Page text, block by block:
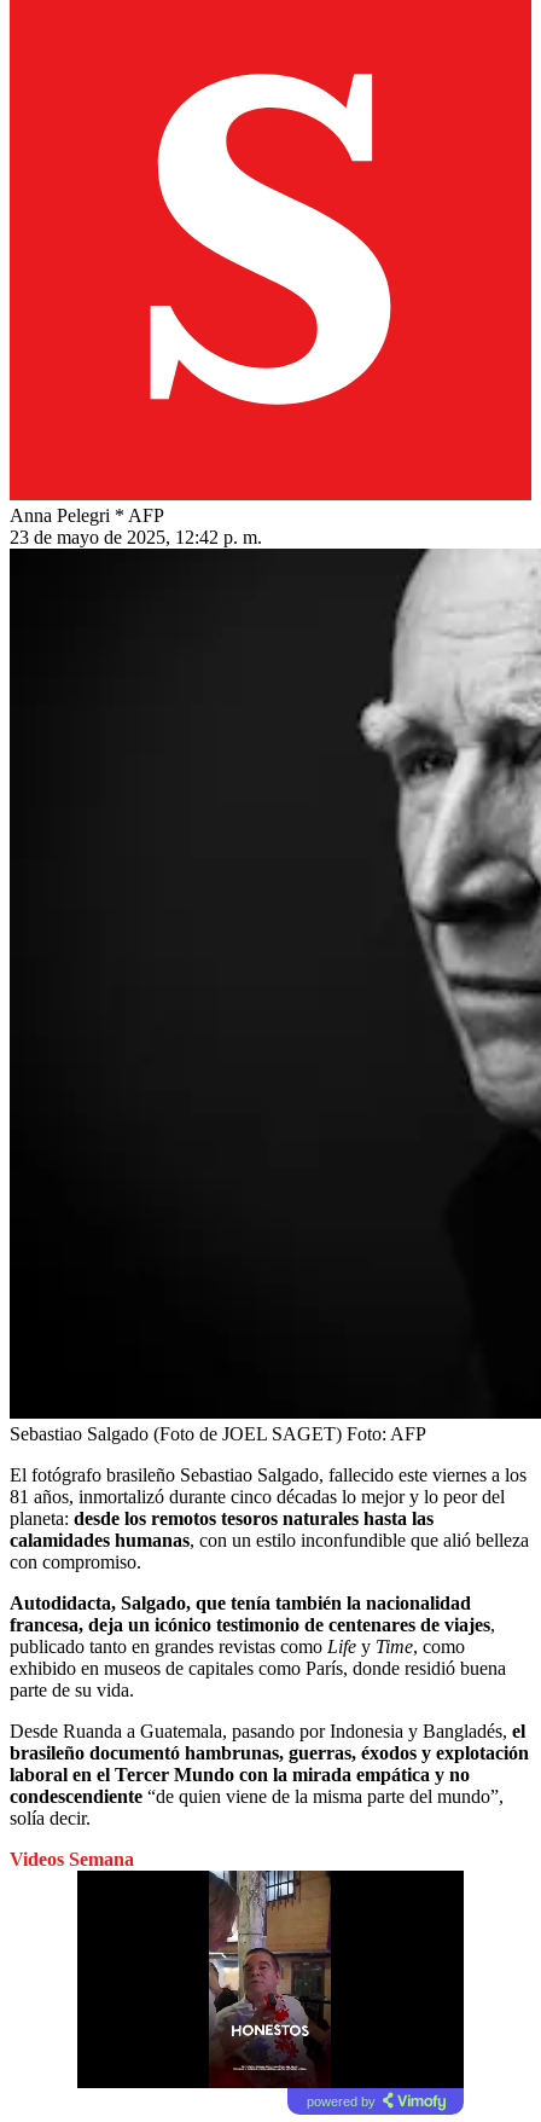
Anna Pelegri * AFP
23 de mayo de 2025, 12:42 p. m.
Sebastiao Salgado (Foto de JOEL SAGET) Foto: AFP
El fotógrafo brasileño Sebastiao Salgado, fallecido este viernes a los
81 años, inmortalizó durante cinco décadas lo mejor y lo peor del
planeta: desde los remotos tesoros naturales hasta las
calamidades humanas, con un estilo inconfundible que alió belleza
con compromiso.
Autodidacta, Salgado, que tenía también la nacionalidad
francesa, deja un icónico testimonio de centenares de viajes,
publicado tanto en grandes revistas como Life y Time, como
exhibido en museos de capitales como París, donde residió buena
parte de su vida.
Desde Ruanda a Guatemala, pasando por Indonesia y Bangladés, el
brasileño documentó hambrunas, guerras, éxodos y explotación
laboral en el Tercer Mundo con la mirada empática y no
condescendiente “de quien viene de la misma parte del mundo”,
solía decir.
Videos Semana
powered by